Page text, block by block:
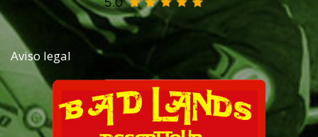
Aviso legal